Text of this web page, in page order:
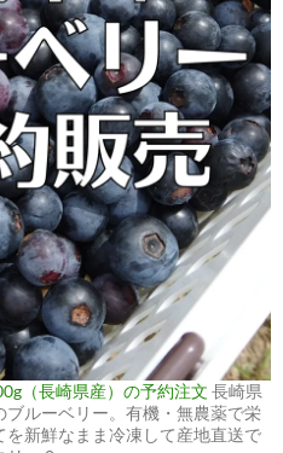
（長崎県産）の予約注文 長崎県
ルーベリー。有機・無農薬で栄
新鮮なまま冷凍して産地直送で